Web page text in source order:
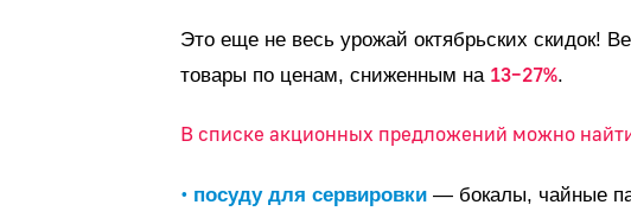
Это еще не весь урожай октябрьских скидок!
товары по ценам, сниженным на 13–27%.
В списке акционных предложений можно
• посуду для сервировки — бокалы, чайные